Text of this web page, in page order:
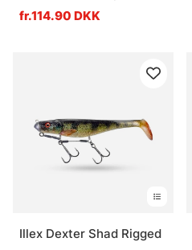
fr.114.90 DKK
Illex Dexter Shad Rigged